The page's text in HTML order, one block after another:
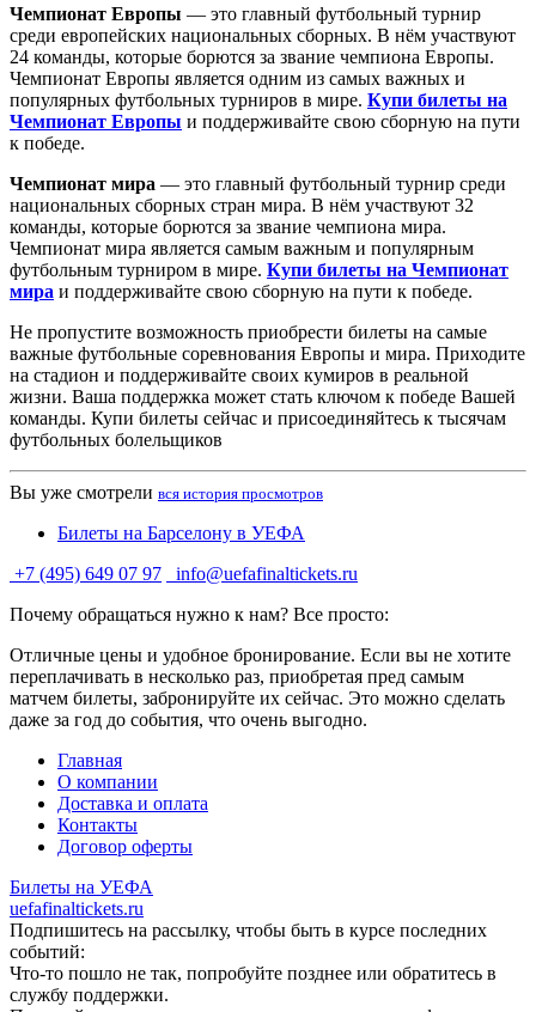
Чемпионат Европы — это главный футбольный турнир
среди европейских национальных сборных. В нём участвуют
24 команды, которые борются за звание чемпиона Европы.
Чемпионат Европы является одним из самых важных и
популярных футбольных турниров в мире. Купи билеты на
Чемпионат Европы и поддерживайте свою сборную на пути
к победе.
Чемпионат мира — это главный футбольный турнир среди
национальных сборных стран мира. В нём участвуют 32
команды, которые борются за звание чемпиона мира.
Чемпионат мира является самым важным и популярным
футбольным турниром в мире. Купи билеты на Чемпионат
мира и поддерживайте свою сборную на пути к победе.
Не пропустите возможность приобрести билеты на самые
важные футбольные соревнования Европы и мира. Приходите
на стадион и поддерживайте своих кумиров в реальной
жизни. Ваша поддержка может стать ключом к победе Вашей
команды. Купи билеты сейчас и присоединяйтесь к тысячам
футбольных болельщиков
Вы уже смотрели вся история просмотров
Билеты на Барселону в УЕФА
+7 (495) 649 07 97
info@uefafinaltickets.ru
Почему обращаться нужно к нам? Все просто:
Отличные цены и удобное бронирование. Если вы не хотите
переплачивать в несколько раз, приобретая пред самым
матчем билеты, забронируйте их сейчас. Это можно сделать
даже за год до события, что очень выгодно.
Главная
О компании
Доставка и оплата
Контакты
Договор оферты
Билеты на УЕФА
uefafinaltickets.ru
Подпишитесь на рассылку, чтобы быть в курсе последних
событий:
Что-то пошло не так, попробуйте позднее или обратитесь в
службу поддержки.